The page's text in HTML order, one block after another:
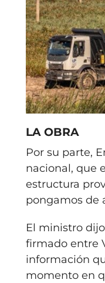
LA OBRA
Por su parte,
nacional, que
estructura
pongamos de
El ministro
firmado entre
información
momento en